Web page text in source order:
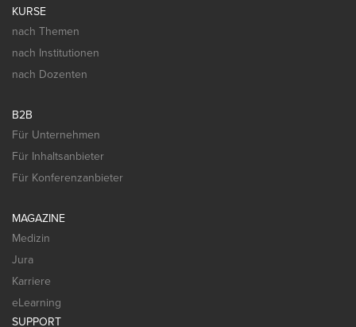
KURSE
nach Themen
nach Institutionen
nach Dozenten
B2B
Für Unternehmen
Für Inhaltsanbieter
Für Konferenzanbieter
MAGAZINE
Medizin
Jura
Karriere
eLearning
SUPPORT